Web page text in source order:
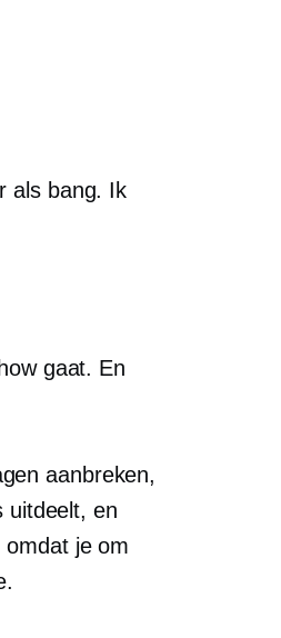
als bang. Ik
gaat. En
aanbreken,
uitdeelt, en
omdat je om